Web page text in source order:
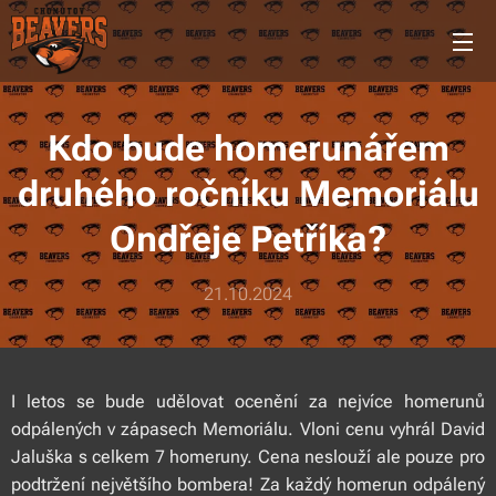
Kdo bude homerunářem
druhého ročníku Memoriálu
Ondřeje Petříka?
21.10.2024
I letos se bude udělovat ocenění za nejvíce homerunů
odpálených v zápasech Memoriálu. Vloni cenu vyhrál David
Jaluška s celkem 7 homeruny. Cena neslouží ale pouze pro
podtržení největšího bombera! Za každý homerun odpálený